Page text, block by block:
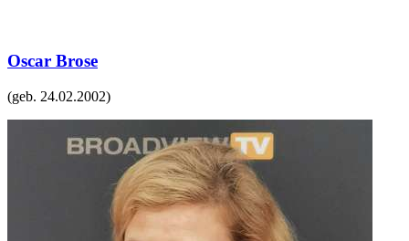
Oscar Brose
(geb. 24.02.2002)